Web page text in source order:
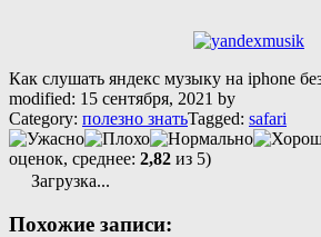
Как слушать яндекс музыку на iphone
modified: 15 сентября, 2021 by
Category: полезно знатьTagged: safari
оценок, среднее: 2,82 из 5)
Загрузка...
Похожие записи: